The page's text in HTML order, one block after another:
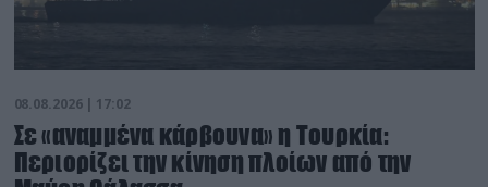
08.08.2026 | 17:02
Σε «αναμμένα κάρβουνα» η Τουρκία:
Περιορίζει την κίνηση πλοίων από την